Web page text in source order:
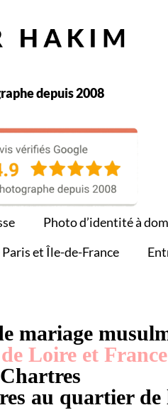
depuis 2008
Photo d’identité à
et Île-de-France
mariage
Loire et France
au quartier de